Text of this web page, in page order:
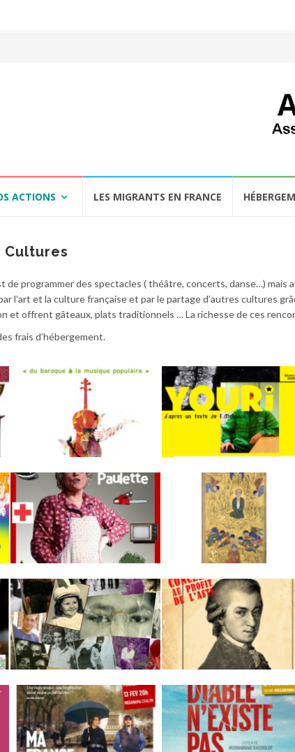
ACTIONS LES MIGRANTS EN FRANCE
Cultures
de programmer des spectacles ( théâtre, concerts, danse…) mais
l’art et la culture française et par le partage d’autres cultures
et offrent gâteaux, plats traditionnels … La richesse de ces
frais d’hébergement.